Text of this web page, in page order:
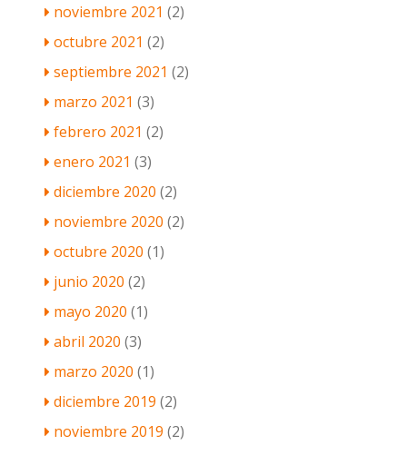
noviembre 2021 (2)
octubre 2021 (2)
septiembre 2021 (2)
marzo 2021 (3)
febrero 2021 (2)
enero 2021 (3)
diciembre 2020 (2)
noviembre 2020 (2)
octubre 2020 (1)
junio 2020 (2)
mayo 2020 (1)
abril 2020 (3)
marzo 2020 (1)
diciembre 2019 (2)
noviembre 2019 (2)